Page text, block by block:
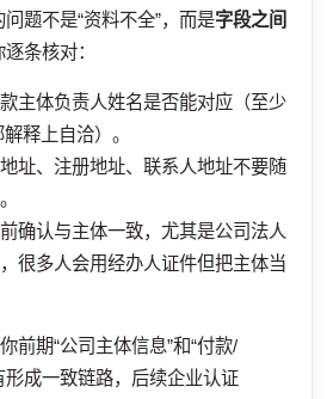
题不是“资料不全”，而是字段之间
条核对：
主体负责人姓名是否能对应（至少
释上自洽）。
址、注册地址、联系人地址不要随
确认与主体一致，尤其是公司法人
很多人会用经办人证件但把主体当
前期“公司主体信息”和“付款/
形成一致链路，后续企业认证